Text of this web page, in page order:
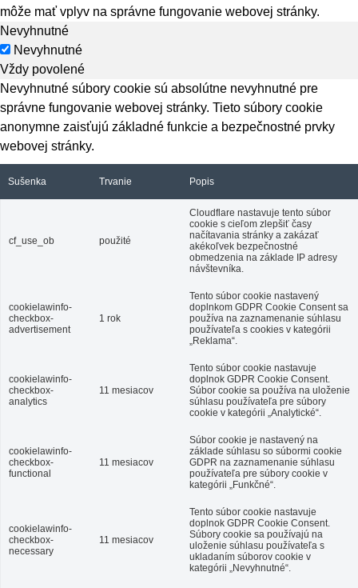
môže mať vplyv na správne fungovanie webovej stránky.
Nevyhnutné
Nevyhnutné
Vždy povolené
Nevyhnutné súbory cookie sú absolútne nevyhnutné pre
správne fungovanie webovej stránky. Tieto súbory cookie
anonymne zaisťujú základné funkcie a bezpečnostné prvky
webovej stránky.
Sušenka Trvanie Popis
cf_use_ob použité
Cloudflare nastavuje tento súbor
cookie s cieľom zlepšiť časy
načítavania stránky a zakázať
akékoľvek bezpečnostné
obmedzenia na základe IP adresy
návštevníka.
cookielawinfo-
checkbox-
advertisement
1 rok
Tento súbor cookie nastavený
doplnkom GDPR Cookie Consent sa
používa na zaznamenanie súhlasu
používateľa s cookies v kategórii
„Reklama“.
cookielawinfo-
checkbox-
analytics
11 mesiacov
Tento súbor cookie nastavuje
doplnok GDPR Cookie Consent.
Súbor cookie sa používa na uloženie
súhlasu používateľa pre súbory
cookie v kategórii „Analytické“.
cookielawinfo-
checkbox-
functional
11 mesiacov
Súbor cookie je nastavený na
základe súhlasu so súbormi cookie
GDPR na zaznamenanie súhlasu
používateľa pre súbory cookie v
kategórii „Funkčné“.
cookielawinfo-
checkbox-
necessary
11 mesiacov
Tento súbor cookie nastavuje
doplnok GDPR Cookie Consent.
Súbory cookie sa používajú na
uloženie súhlasu používateľa s
ukladaním súborov cookie v
kategórii „Nevyhnutné“.